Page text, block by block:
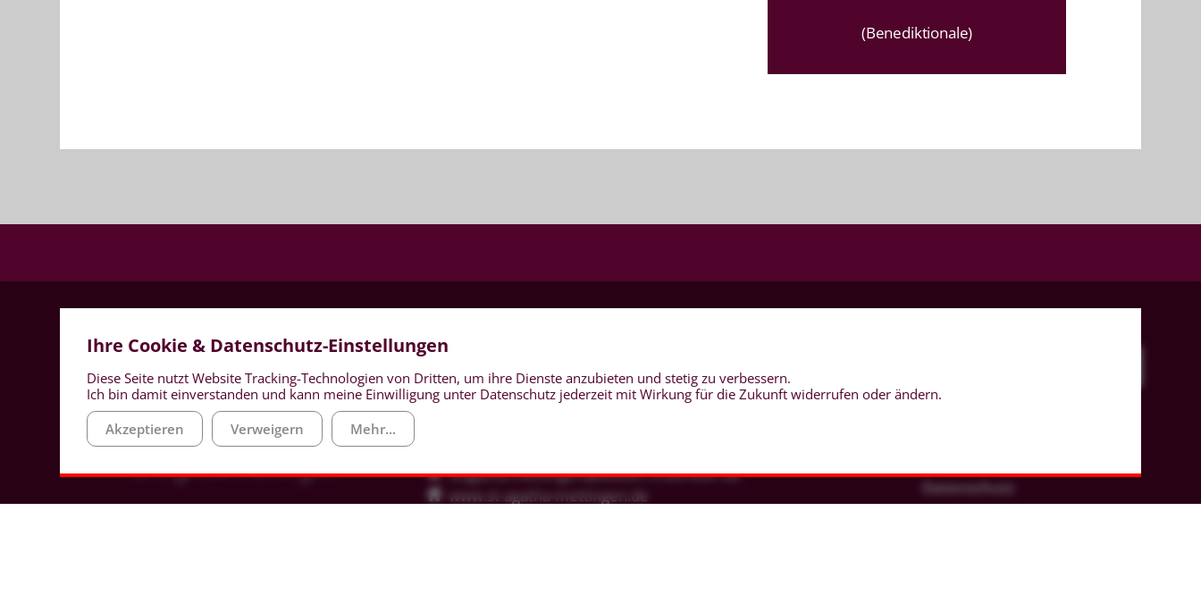
(Benediktionale)
Katholische Kirchengemeinde St. Agatha
49497 Mettingen
stagatha-mettingen@bistum-muenster.de
www.st-agatha-mettingen.de
Datenschutz
Ihre Cookie & Datenschutz-Einstellungen
Diese Seite nutzt Website Tracking-Technologien von Dritten, um ihre Dienste anzubieten und stetig zu verbessern.
Ich bin damit einverstanden und kann meine Einwilligung unter Datenschutz jederzeit mit Wirkung für die Zukunft widerrufen oder ändern.
Akzeptieren
Verweigern Mehr...